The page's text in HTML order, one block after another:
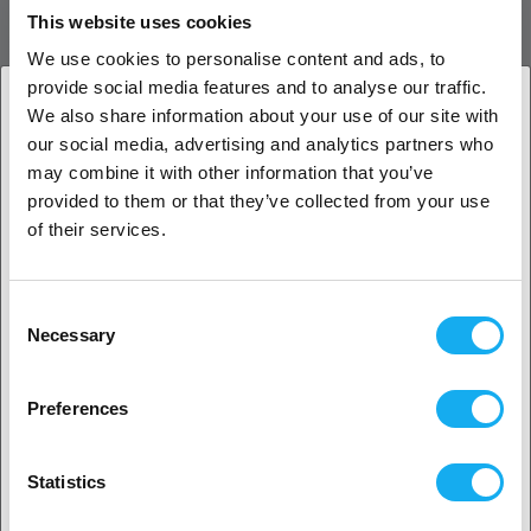
This website uses cookies
We use cookies to personalise content and ads, to
provide social media features and to analyse our traffic.
We also share information about your use of our site with
our social media, advertising and analytics partners who
may combine it with other information that you’ve
provided to them or that they’ve collected from your use
of their services.
Selection
Necessary
Preferences
Statistics
forskellige dyser til forskellige formål. Udskift dine Revo-
messingdyser med en ObXidian mellem prints for at få adgang til
fiberfyldt sjov.
Frustationsfri
Hver Revo-dyse er en færdigsamlet dyse og HeatBreak i én enhed,
så der er ingen farlig varm tilspænding og ingen risiko for forkert
samling. Sig farvel til frustrerende HotEnd-lækager, og nyd pålidelig
Identificer dysestørrelser med et enkelt blik takket være en
farvekodet silikonesok. Desuden har hver Revo-dyse sin størrelse
indgraveret i den med letlæselige tal, så der er ingen forvirrende
identifikationsmarkører at lære!
Bemærk venligst:
Revo™-dyser er ikke kompatible med V6-style HeaterBlocks
1. Er du erhvervskunde eller privatkunde?
Erhvervskunde
Privat kunde